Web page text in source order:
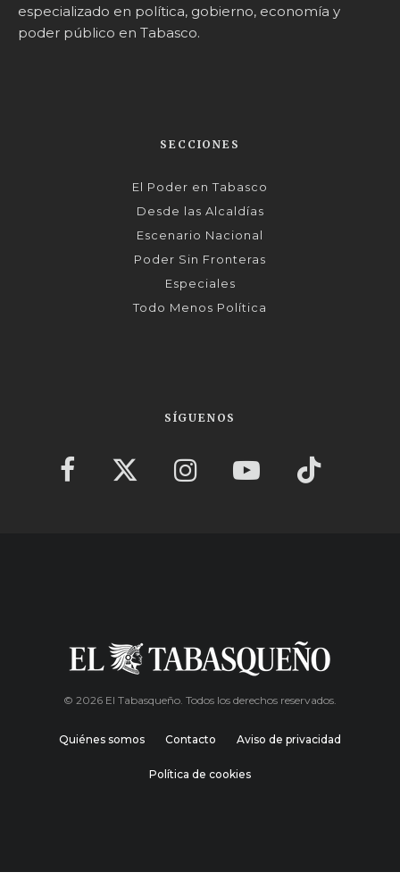
especializado en política, gobierno, economía y
poder público en Tabasco.
SECCIONES
El Poder en Tabasco
Desde las Alcaldías
Escenario Nacional
Poder Sin Fronteras
Especiales
Todo Menos Política
SÍGUENOS
© 2026 El Tabasqueño. Todos los derechos reservados.
Quiénes somos Contacto Aviso de privacidad
Política de cookies